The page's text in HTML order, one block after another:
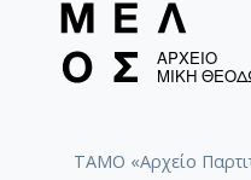
ΤΑΜΟ «Αρχείο